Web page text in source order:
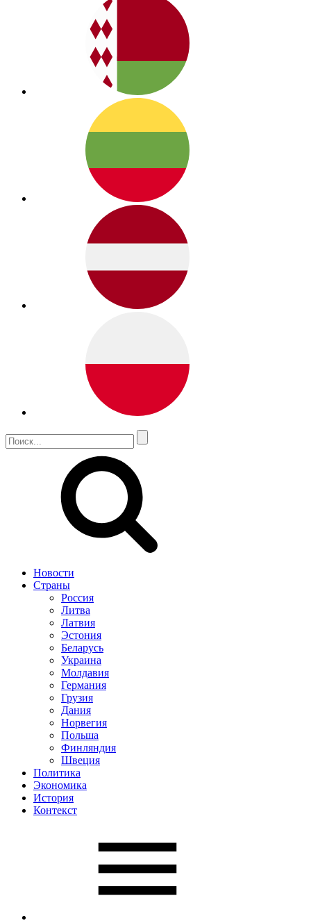
Новости
Страны
Россия
Литва
Латвия
Эстония
Беларусь
Украина
Молдавия
Германия
Грузия
Дания
Норвегия
Польша
Финляндия
Швеция
Политика
Экономика
История
Контекст